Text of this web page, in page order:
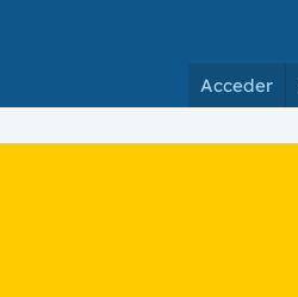
Acceder